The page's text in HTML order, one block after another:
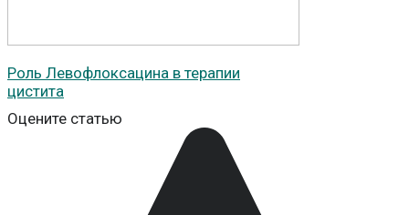
Роль Левофлоксацина в терапии
цистита
Оцените статью